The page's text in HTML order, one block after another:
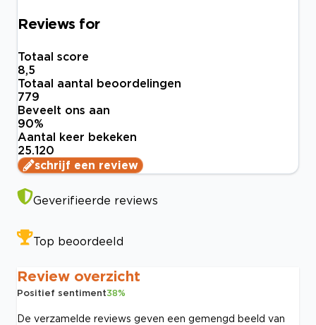
Reviews for
Totaal score
8,5
Totaal aantal beoordelingen
779
Beveelt ons aan
90%
Aantal keer bekeken
25.120
schrijf een review
Geverifieerde reviews
Top beoordeeld
Review overzicht
Positief sentiment38%
De verzamelde reviews geven een gemengd beeld van